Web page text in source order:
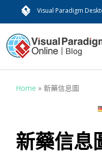
Visual Paradigm
Home »新藥信息圖
新藥信息